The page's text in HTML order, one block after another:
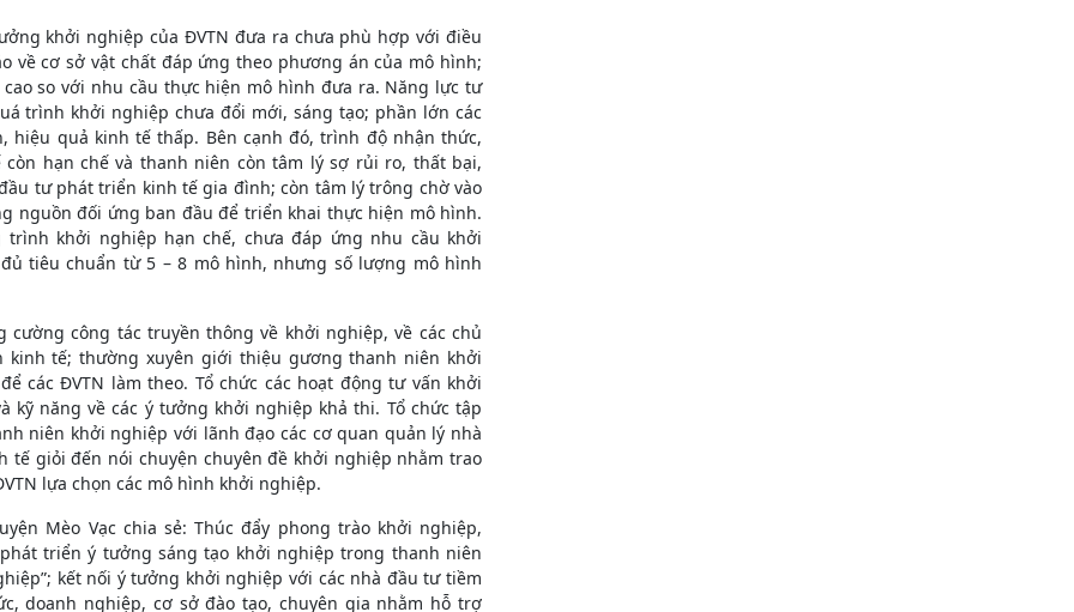
khởi nghiệp của ĐVTN đưa ra chưa phù hợp với điều
về cơ sở vật chất đáp ứng theo phương án của mô hình;
so với nhu cầu thực hiện mô hình đưa ra. Năng lực tư
trình khởi nghiệp chưa đổi mới, sáng tạo; phần lớn các
hiệu quả kinh tế thấp. Bên cạnh đó, trình độ nhận thức,
hạn chế và thanh niên còn tâm lý sợ rủi ro, thất bại,
tư phát triển kinh tế gia đình; còn tâm lý trông chờ vào
nguồn đối ứng ban đầu để triển khai thực hiện mô hình.
khởi nghiệp hạn chế, chưa đáp ứng nhu cầu khởi
tiêu chuẩn từ 5 – 8 mô hình, nhưng số lượng mô hình
cường công tác truyền thông về khởi nghiệp, về các chủ
tế; thường xuyên giới thiệu gương thanh niên khởi
các ĐVTN làm theo. Tổ chức các hoạt động tư vấn khởi
kỹ năng về các ý tưởng khởi nghiệp khả thi. Tổ chức tập
niên khởi nghiệp với lãnh đạo các cơ quan quản lý nhà
giỏi đến nói chuyện chuyên đề khởi nghiệp nhằm trao
lựa chọn các mô hình khởi nghiệp.
Mèo Vạc chia sẻ: Thúc đẩy phong trào khởi nghiệp,
triển ý tưởng sáng tạo khởi nghiệp trong thanh niên
kết nối ý tưởng khởi nghiệp với các nhà đầu tư tiềm
doanh nghiệp, cơ sở đào tạo, chuyên gia nhằm hỗ trợ